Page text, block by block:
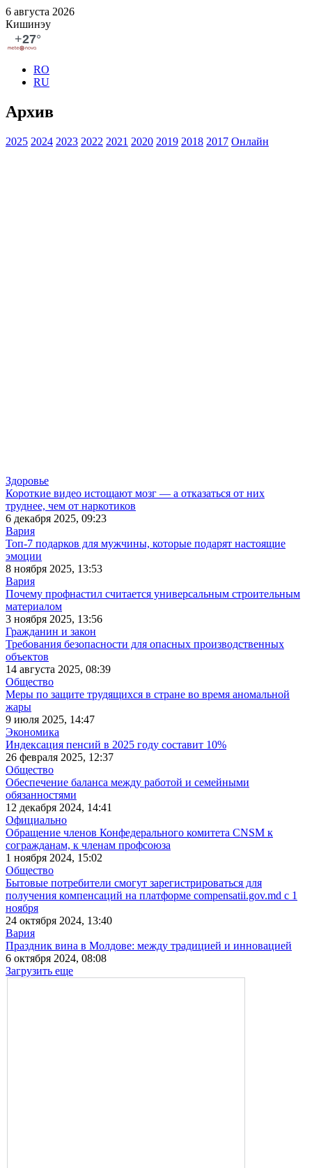
6 августа 2026
Кишинэу
RO
RU
Архив
2025 2024 2023 2022 2021 2020 2019 2018 2017 Онлайн
Здоровье
Короткие видео истощают мозг — а отказаться от них
труднее, чем от наркотиков
6 декабря 2025, 09:23
Вария
Топ-7 подарков для мужчины, которые подарят настоящие
эмоции
8 ноября 2025, 13:53
Вария
Почему профнастил считается универсальным строительным
материалом
3 ноября 2025, 13:56
Гражданин и закон
Требования безопасности для опасных производственных
объектов
14 августа 2025, 08:39
Общество
Меры по защите трудящихся в стране во время аномальной
жары
9 июля 2025, 14:47
Экономика
Индексация пенсий в 2025 году составит 10%
26 февраля 2025, 12:37
Общество
Обеспечение баланса между работой и семейными
обязанностями
12 декабря 2024, 14:41
Официально
Обращение членов Конфедерального комитета CNSM к
согражданам, к членам профсоюза
1 ноября 2024, 15:02
Общество
Бытовые потребители смогут зарегистрироваться для
получения компенсаций на платформе compensatii.gov.md с 1
ноября
24 октября 2024, 13:40
Вария
Праздник вина в Молдове: между традицией и инновацией
6 октября 2024, 08:08
Загрузить еще